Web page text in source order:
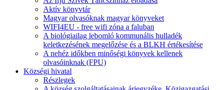
Aktív könyvtár
Magyar olvasóknak magyar könyveket
WIFI4EU - free wifi zóna a faluban
A biológiailag lebomló kommunális hulladék
keletkezésének megelőzése és a BLKH értékesítése
A nehéz időkben minőségi könyvek kellenek
olvasóinknak (FPU)
Községi hivatal
Részlegek